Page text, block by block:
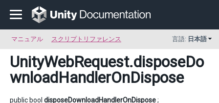
マニュアル スクリプトリファレンス 言語: 日本語
UnityWebRequest.disposeDo
wnloadHandlerOnDispose
public bool disposeDownloadHandlerOnDispose;